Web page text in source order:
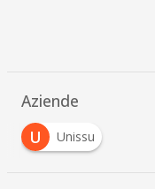
Aziende
U
Unissu